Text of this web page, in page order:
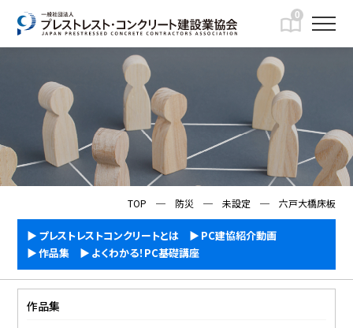
0
IMFORMATION
一般向け情報
TOP ─ 防災 ─ 未設定 ─ 六戸大橋床板
プレストレストコンクリートとは
PC建協紹介動画
作品集
よくわかる！PC基礎講座
作品集